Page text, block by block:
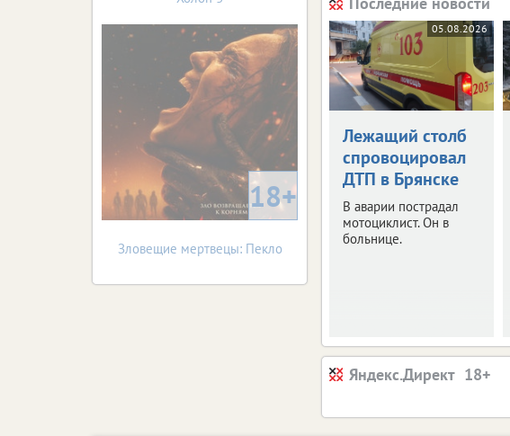
05.08.2026
Лежащий столб
спровоцировал
ДТП в Брянске
В аварии пострадал
мотоциклист. Он в
больнице.
Яндекс.Директ
18+
Зловещие мертвецы: Пекло